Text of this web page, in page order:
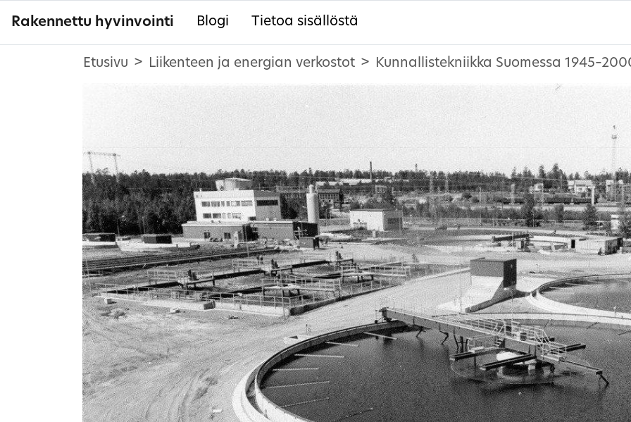
Rakennettu hyvinvointi Blogi Tietoa sisällöstä
Etusivu Liikenteen ja energian verkostot Kunnallistekniikka Suomessa